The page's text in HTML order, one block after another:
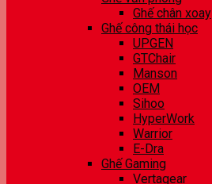
Ghế chân xoay
Ghế công thái học
UPGEN
GTChair
Manson
OEM
Sihoo
HyperWork
Warrior
E-Dra
Ghế Gaming
Vertagear